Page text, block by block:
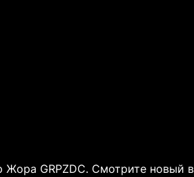
GRPZDC. Смотрите новый